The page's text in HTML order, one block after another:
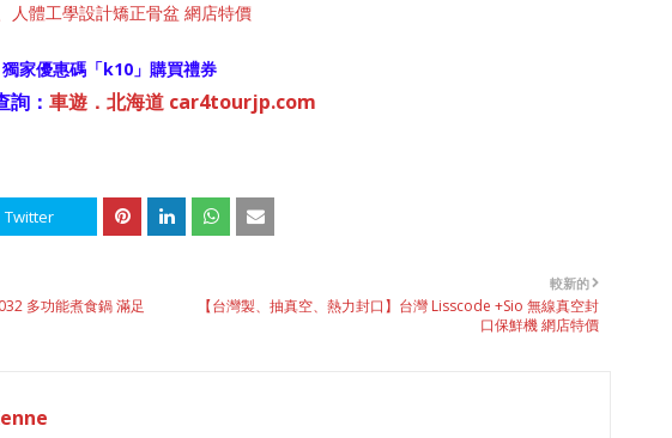
人體工學設計矯正骨盆 網店特價
獨家優惠碼「k10 」購買禮券
： 車遊．北海道 car4tourjp.com
Twitter
較新的
【台灣製、抽真空、熱力封口】台灣 Lisscode +Sio 無線真空封
口保鮮機 網店特價
多功能煮食鍋 滿足